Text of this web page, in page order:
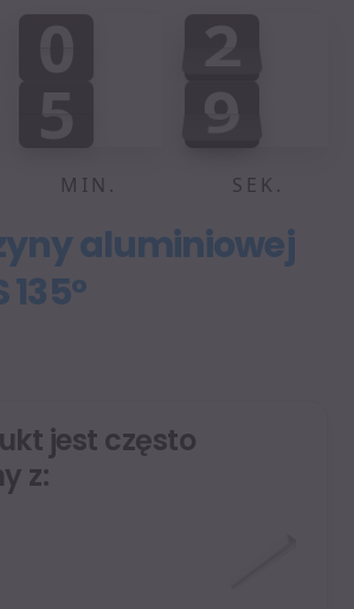
0
0
5
0
5
2
3
2
8
9
8
0
9
MIN. SEK.
aluminiowej
135°
jest często
z: